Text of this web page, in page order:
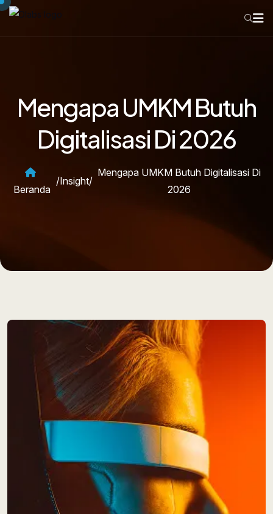
Mengapa UMKM Butuh
Digitalisasi Di 2026
Beranda
/Insight/
Mengapa UMKM Butuh Digitalisasi Di
2026